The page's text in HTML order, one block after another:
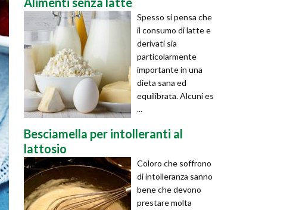
Spesso si pensa che
il consumo di latte e
derivati sia
particolarmente
importante in una
dieta sana ed
equilibrata. Alcuni es
...
Besciamella per intolleranti al
lattosio
Coloro che soffrono
di intolleranza sanno
bene che devono
prestare molta